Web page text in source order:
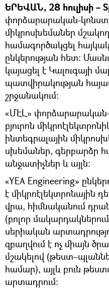
ԵՐԵՎԱՆ, 28 հուլիսի –
փորձարարական-
միկրոսխեմաներ
համագործակցել
ընկերության հետ։
կայացել է Կալուգայի
պատվիրակության
շրջանակում։
«ՄԷԼ»
բյուրոն
ինտեգրալային
սխեմաներ, գերբարձր
անջատիչներ և այլն։
«YEA Engineering»
է միկրոէլեկտրոնային
վրա, հիմնականում
(բոլոր
սերիական
զբաղվում է ոչ միայն
մշակելով
համար), այլև բուն
արտադրում։